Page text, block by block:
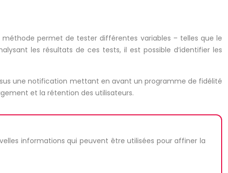
permet de tester différentes variables – telles que le
les résultats de ces tests, il est possible d’identifier les
une notification mettant en avant un programme de fidélité
et la rétention des utilisateurs.
informations qui peuvent être utilisées pour affiner la